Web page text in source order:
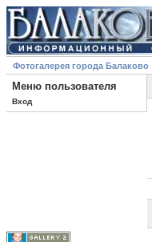
Фотогалерея города Балаково
Меню пользователя
Вход